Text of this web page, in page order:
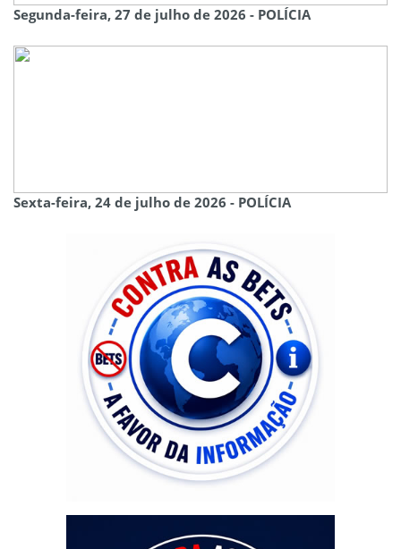
Segunda-feira, 27 de julho de 2026 - POLÍCIA
Sexta-feira, 24 de julho de 2026 - POLÍCIA